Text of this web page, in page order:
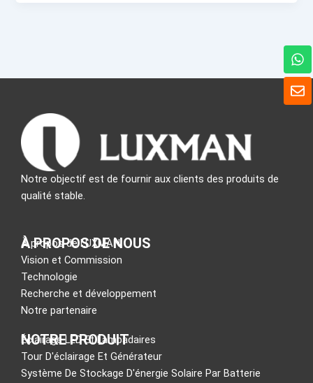
E
n
W
h
a
t
s
Notre objectif est de fournir aux clients des produits de
qualité stable.
À PROPOS DE NOUS
À propos de LUXMAN
Vision et Commission
Technologie
Recherche et développement
Notre partenaire
NOTRE PRODUIT
Éclairage LED Et Lampadaires
Tour D'éclairage Et Générateur
Système De Stockage D'énergie Solaire Par Batterie